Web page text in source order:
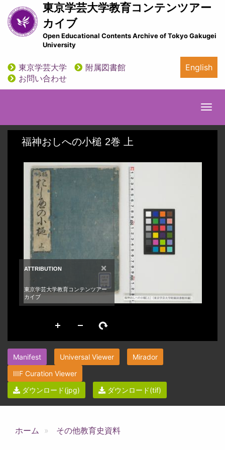
イ
ン
ン
ツ
東京学芸大学教育コンテンツアー
カイブ
Open Educational Contents Archive of Tokyo Gakugei
University
utility
東京学芸大学
附属図書館
お問い合わせ
English
Manifest Universal Viewer
Mirador
IIIF Curation Viewer
ダウンロード(jpg)
ダウンロード(tif)
ホーム その他教育史資料